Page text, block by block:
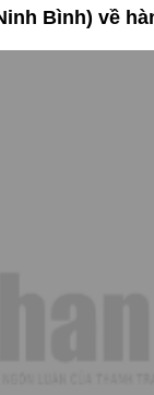
Bình) về